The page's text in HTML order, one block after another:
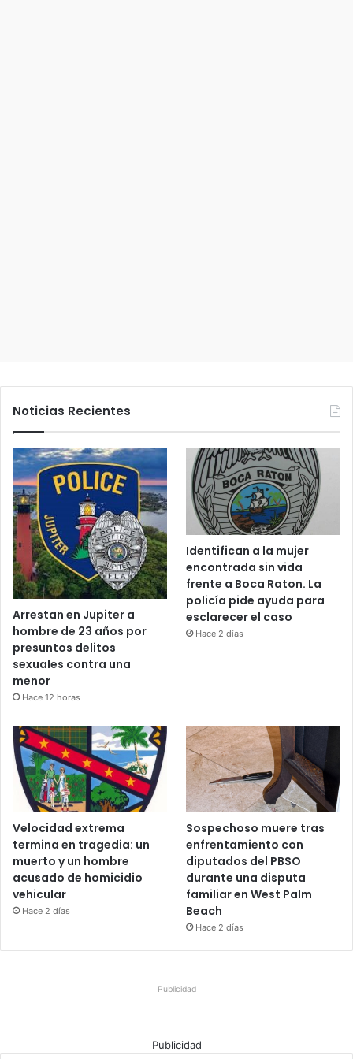
Noticias Recientes
Arrestan en Jupiter a
hombre de 23 años por
presuntos delitos
sexuales contra una
menor
Hace 12 horas
Identifican a la mujer
encontrada sin vida
frente a Boca Raton. La
policía pide ayuda para
esclarecer el caso
Hace 2 días
Velocidad extrema
termina en tragedia: un
muerto y un hombre
acusado de homicidio
vehicular
Hace 2 días
Sospechoso muere tras
enfrentamiento con
diputados del PBSO
durante una disputa
familiar en West Palm
Beach
Hace 2 días
Publicidad
Publicidad